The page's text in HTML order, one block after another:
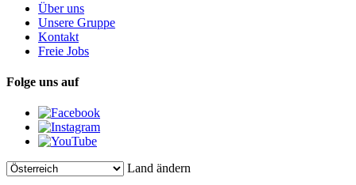
Über uns
Unsere Gruppe
Kontakt
Freie Jobs
Folge uns auf
Land ändern